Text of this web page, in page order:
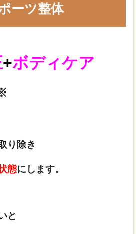
ーツ整体
+ボディケア
り除き
態にします。
と